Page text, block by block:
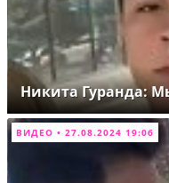
Никита Гуранда:
ВИДЕО • 27.08.2024 19:06